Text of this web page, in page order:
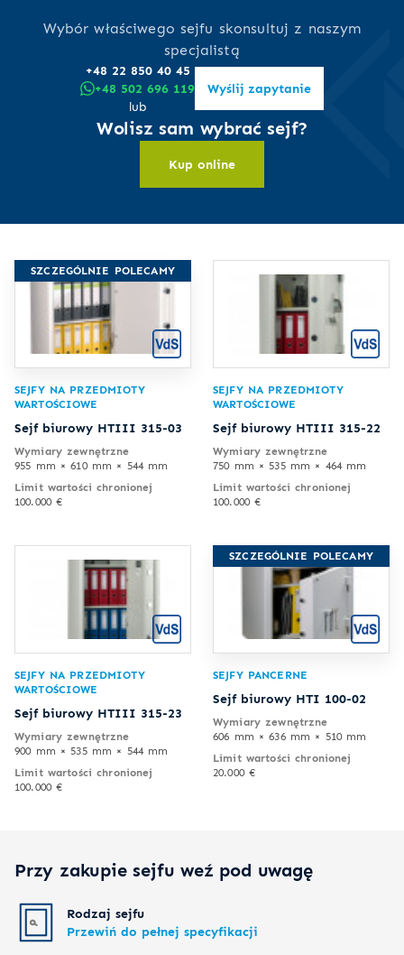
SZCZEGÓLNIE POLECAMY
SEJFY NA PRZEDMIOTY
WARTOŚCIOWE
Sejf biurowy HTIII 315-03
Wymiary zewnętrzne
955 mm × 610 mm × 544 mm
Limit wartości chronionej
100.000 €
SEJFY NA PRZEDMIOTY
WARTOŚCIOWE
Sejf biurowy HTIII 315-22
Wymiary zewnętrzne
750 mm × 535 mm × 464 mm
Limit wartości chronionej
100.000 €
SEJFY NA PRZEDMIOTY
WARTOŚCIOWE
Sejf biurowy HTIII 315-23
Wymiary zewnętrzne
900 mm × 535 mm × 544 mm
Limit wartości chronionej
100.000 €
SZCZEGÓLNIE POLECAMY
SEJFY PANCERNE
Sejf biurowy HTI 100-02
Wymiary zewnętrzne
606 mm × 636 mm × 510 mm
Limit wartości chronionej
20.000 €
Wybór właściwego sejfu skonsultuj z naszym
specjalistą
+48 22 850 40 45
+48 502 696 119
lub
Wyślij zapytanie
Wolisz sam wybrać sejf?
Kup online
Przy zakupie sejfu weź pod uwagę
Rodzaj sejfu
Przewiń do pełnej specyfikacji